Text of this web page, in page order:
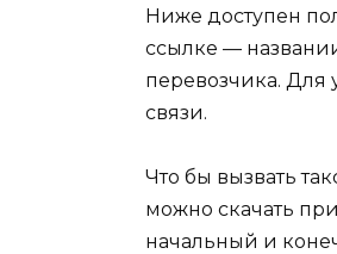
Ниже доступен
ссылке —
перевозчика. Для
связи.
Что бы вызвать
можно скачать
начальный и